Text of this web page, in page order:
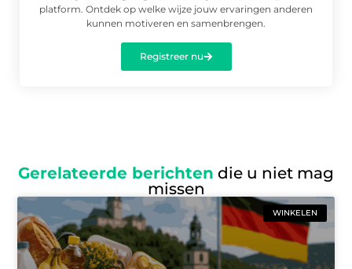
platform. Ontdek op welke wijze jouw ervaringen anderen
kunnen motiveren en samenbrengen.
Registreer nu
Gerelateerde berichten die u niet mag
missen
WINKELEN